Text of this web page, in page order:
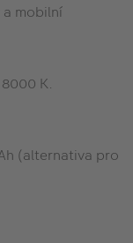
mobilní
K.
(alternativa pro